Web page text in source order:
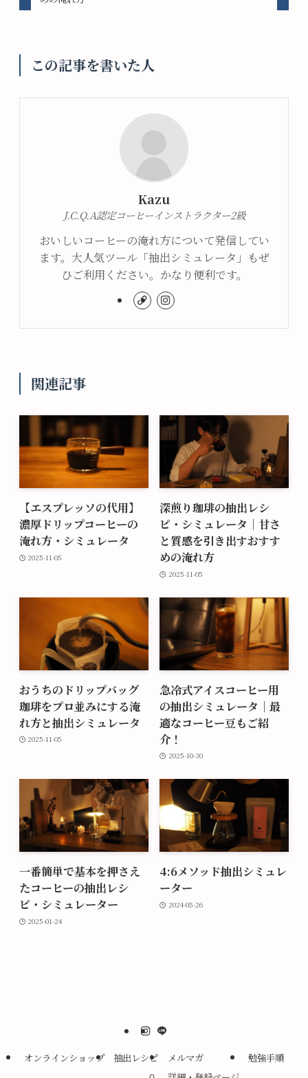
この記事を書いた人
Kazu
J.C.Q.A認定コーヒーインストラクター2級
おいしいコーヒーの淹れ方について発信してい
ます。大人気ツール「抽出シミュレータ」もぜ
ひご利用ください。かなり便利です。
関連記事
【エスプレッソの代用】
濃厚ドリップコーヒーの
淹れ方・シミュレータ
2025-11-05
深煎り珈琲の抽出レシ
ピ・シミュレータ｜甘さ
と質感を引き出すおすす
めの淹れ方
2025-11-05
おうちのドリップバッグ
珈琲をプロ並みにする淹
れ方と抽出シミュレータ
2025-11-05
急冷式アイスコーヒー用
の抽出シミュレータ｜最
適なコーヒー豆もご紹
介！
2025-10-30
一番簡単で基本を押さえ
たコーヒーの抽出レシ
ピ・シミュレーター
2025-01-24
4:6メソッド抽出シミュレ
ーター
2024-05-26
オンラインショップ 抽出レシピ
メルマガ
勉強手順